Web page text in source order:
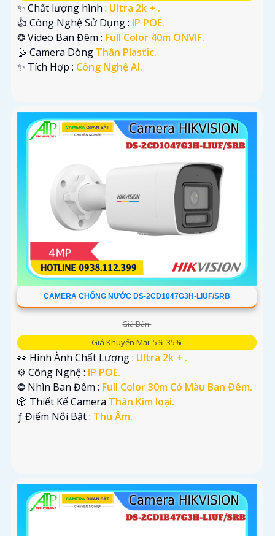
✨ Chất lượng hình : Ultra 2k + .
👍 Công Nghệ Sử Dụng : IP POE.
❂ Video Ban Đêm : Full Color 40m ONVIF.
🤹 Camera Dòng Thân Plastic.
️✨ Tích Hợp : Công Nghệ AI.
CAMERA CHỐNG NƯỚC DS-2CD1047G3H-LIUF/SRB
Giá Bán:
Giá Khuyến Mại: 5%-35%
👀 Hình Ành Chất Lượng : Ultra 2k + .
⚙ Công Nghệ : IP POE.
❂ Nhìn Ban Đêm : Full Color 30m Có Màu Ban Ðêm.
🎲 Thiết Kế Camera Thân Kim loại.
️ƒ Điểm Nỗi Bật : Thu Âm.